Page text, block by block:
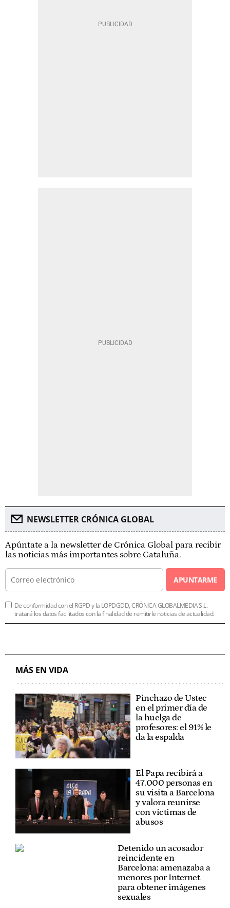
NEWSLETTER CRÓNICA GLOBAL
Apúntate a la newsletter de Crónica Global para recibir
las noticias más importantes sobre Cataluña.
APUNTARME
De conformidad con el RGPD y la LOPDGDD, CRÓNICA GLOBALMEDIA S.L.
tratará los datos facilitados con la finalidad de remitirle noticias de actualidad.
MÁS EN VIDA
Pinchazo de Ustec
en el primer día de
la huelga de
profesores: el 91% le
da la espalda
El Papa recibirá a
47.000 personas en
su visita a Barcelona
y valora reunirse
con víctimas de
abusos
Detenido un acosador
reincidente en
Barcelona: amenazaba a
menores por Internet
para obtener imágenes
sexuales